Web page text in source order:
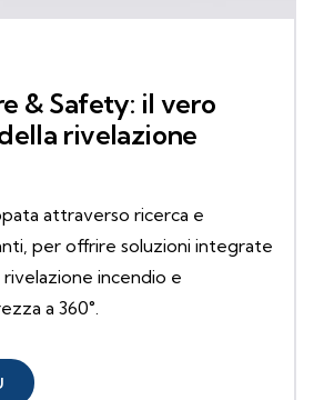
& Safety: il vero
rivelazione
attraverso ricerca e
per offrire soluzioni integrate
incendio e
a 360°.